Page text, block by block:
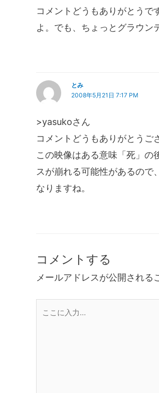
コメントどうもありがとうで
よ。でも、ちょっとグラウン
とみ
2008年5月21日 7:17 PM
>yasukoさん
コメントどうもありがとうご
この映像はある意味「死」の
スが崩れる可能性があるので
なりますね。
コメントする
メールアドレスが公開される